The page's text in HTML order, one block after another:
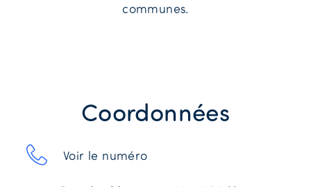
communes.
Coordonnées
Voir le numéro